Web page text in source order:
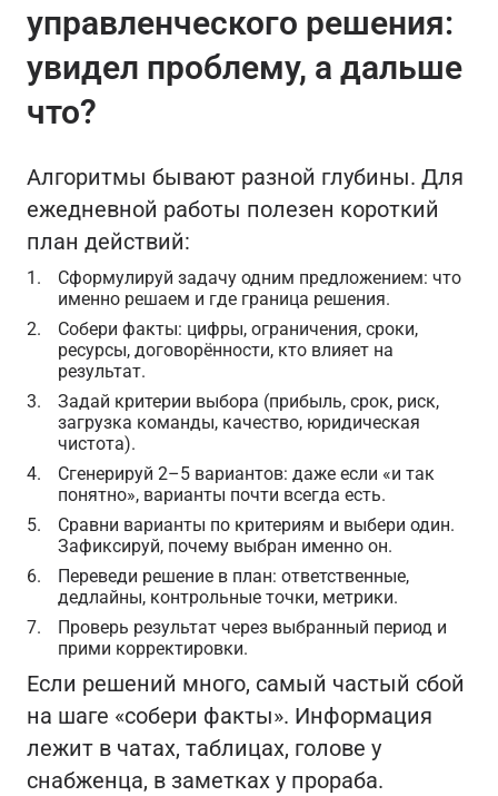
управленческого решения:
увидел проблему, а дальше
что?
Алгоритмы бывают разной глубины. Для
ежедневной работы полезен короткий
план действий:
Сформулируй задачу одним предложением: что
именно решаем и где граница решения.
Собери факты: цифры, ограничения, сроки,
ресурсы, договорённости, кто влияет на
результат.
Задай критерии выбора (прибыль, срок, риск,
загрузка команды, качество, юридическая
чистота).
Сгенерируй 2–5 вариантов: даже если «и так
понятно», варианты почти всегда есть.
Сравни варианты по критериям и выбери один.
Зафиксируй, почему выбран именно он.
Переведи решение в план: ответственные,
дедлайны, контрольные точки, метрики.
Проверь результат через выбранный период и
прими корректировки.
Если решений много, самый частый сбой
на шаге «собери факты». Информация
лежит в чатах, таблицах, голове у
снабженца, в заметках у прораба.